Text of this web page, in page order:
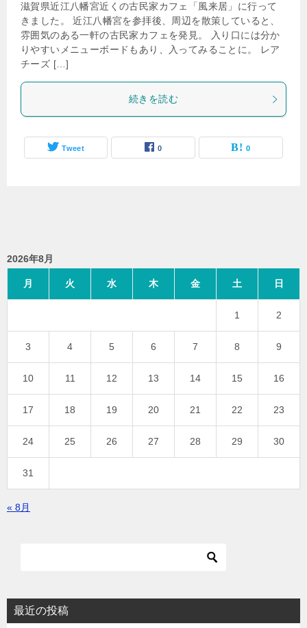
滋賀県近江八幡宮近くの古民家カフェ「風来居」に行って
きました。 近江八幡宮を参拝後、周辺を散策していると、
雰囲気のある一軒の古民家カフェを発見。 入り口には分か
りやすいメニューボードもあり、入ってみることに。 レア
チーズ […]
続きを読む
Tweet 0 0
2026年8月
月 火 水 木 金 土 日
1 2
3 4 5 6 7 8 9
10 11 12 13 14 15 16
17 18 19 20 21 22 23
24 25 26 27 28 29 30
31
« 8月
最近の投稿